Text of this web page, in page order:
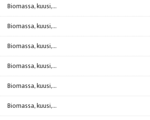
Biomassa, kuusi,...
Biomassa, kuusi,...
Biomassa, kuusi,...
Biomassa, kuusi,...
Biomassa, kuusi,...
Biomassa, kuusi,...